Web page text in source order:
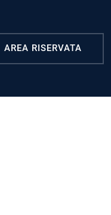
AREA RISERVATA